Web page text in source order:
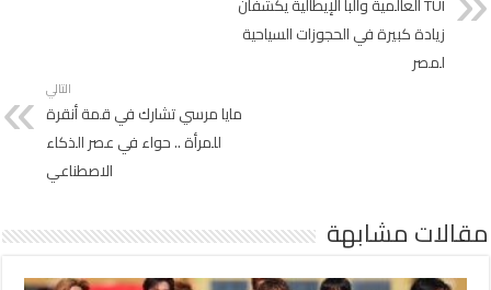
زيادة كبيرة في الحجوزات السياحية
لمصر
التالي
مايا مرسي تشارك في قمة أنقرة
للمرأة .. حواء في عصر الذكاء
الاصطناعي
مقالات مشابهة